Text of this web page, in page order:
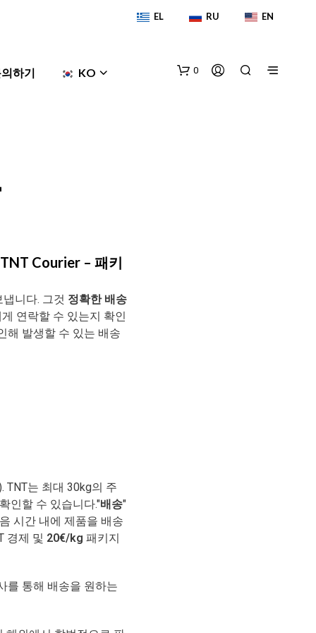
EL RU EN
하기 KO 0
Courier – 패키
니다. 그것 정확한 배송
연락할 수 있는지 확인
해 발생할 수 있는 배송
TNT는 최대 30kg의 주
인할 수 있습니다."배송"
시간 내에 제품을 배송
경제 및 20€/kg 패키지
를 통해 배송을 원하는